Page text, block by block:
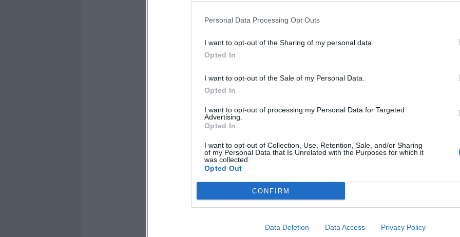
Personal Data Processing Opt Outs
I want to opt-out of the Sharing of my personal data.
Opted In
I want to opt-out of the Sale of my Personal Data.
Opted In
I want to opt-out of processing my Personal Data for Targeted
Advertising.
Opted In
I want to opt-out of Collection, Use, Retention, Sale, and/or Sharing
of my Personal Data that Is Unrelated with the Purposes for which it
was collected.
Opted Out
CONFIRM
Data Deletion Data Access Privacy Policy
Rudy Giuliani a Come States?
americana